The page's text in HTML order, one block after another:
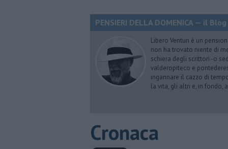
PENSIERI DELLA DOMENICA — il
Libero Venturi è un
non ha trovato niente di
schiera degli scrittori -o
valderopiteco e
ingannare il cazzo di
la vita, gli altri e, in fondo,
Cronaca